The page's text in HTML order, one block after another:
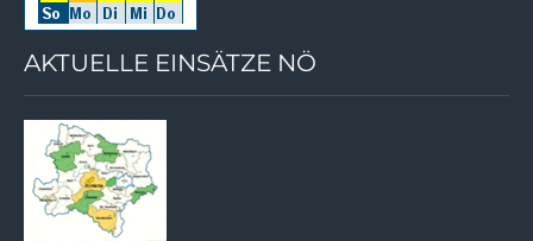
AKTUELLE EINSÄTZE NÖ